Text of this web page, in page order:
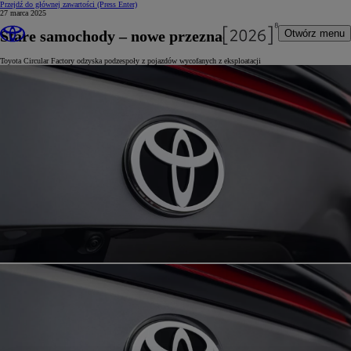
Przejdź do głównej zawartości (Press Enter)
Otwórz menu
27 marca 2025
Stare samochody – nowe przeznaczenie
Toyota Circular Factory odzyska podzespoły z pojazdów wycofanych z eksploatacji